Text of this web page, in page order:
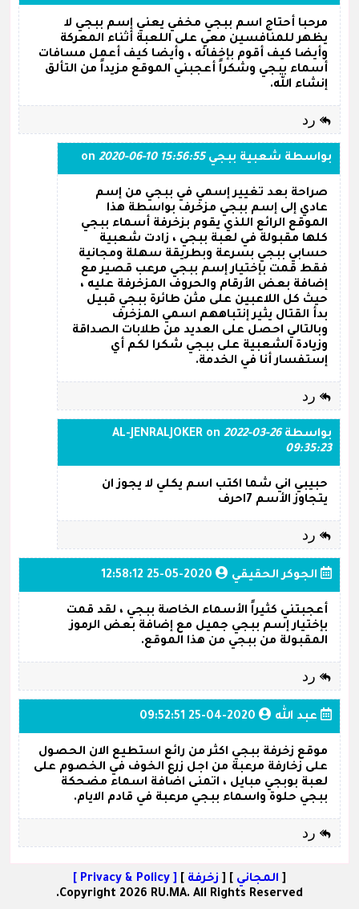
مرحبا أحتاج اسم ببجي مخفي يعني إسم ببجي لا
يظهر للمنافسين معي على اللعبة أثناء المعركة
وأيضا كيف أقوم بإخفائه ، وأيضا كيف أعمل مسافات
أسماء ببجي وشكراً أعجبني الموقع مزيداً من التألق
إنشاء الله.
رد
بواسطة شعبية ببجي on
2020-06-10 15:56:55
صراحة بعد تغيير إسمي في ببجي من إسم
عادي إلى إسم ببجي مزخرف بواسطة هذا
الموقع الرائع اللذي يقوم بزخرفة أسماء ببجي
كلها مقبولة في لعبة ببجي ، زادت شعبية
حسابي ببجي بسرعة وبطريقة سهلة ومجانية
فقط قمت بإختيار إسم ببجي مرعب قصير مع
إضافة بعض الأرقام والحروف المزخرفة عليه ،
حيث كل اللاعبين على مثن طائرة ببجي قبيل
بدأ القتال يثير إنتباههم اسمي المزخرف
وبالتالي احصل على العديد من طلابات الصداقة
وزيادة الشعبية على ببجي شكرا لكم أي
إستفسار أنا في الخدمة.
رد
بواسطة AL-JENRALJOKER on 2022-03-26
09:35:23
حبيبي اني شما اكتب اسم يكلي لا يجوز ان
يتجاوز الأسم 7احرف
رد
الجوكر الحقيقي 2020-05-25 12:58:12
أعجبتني كثيراً الأسماء الخاصة ببجي ، لقد قمت
بإختيار إسم ببجي جميل مع إضافة بعض الرموز
المقبولة من ببجي من هذا الموقع.
رد
عبد الله 2020-04-25 09:52:51
موقع زخرفة ببجي اكثر من رائع استطيع الان الحصول
على زخارفة مرعبة من اجل زرع الخوف في الخصوم على
لعبة بوبجي مبايل ، اتمنى اضافة اسماء مضحكة
ببجي حلوة واسماء ببجي مرعبة في قادم الايام.
رد
[ المجاني ] [ زخرفة ]
[ Privacy & Policy ]
Copyright 2026 RU.MA. All Rights Reserved.